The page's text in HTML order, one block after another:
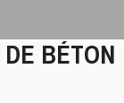
BÉTON